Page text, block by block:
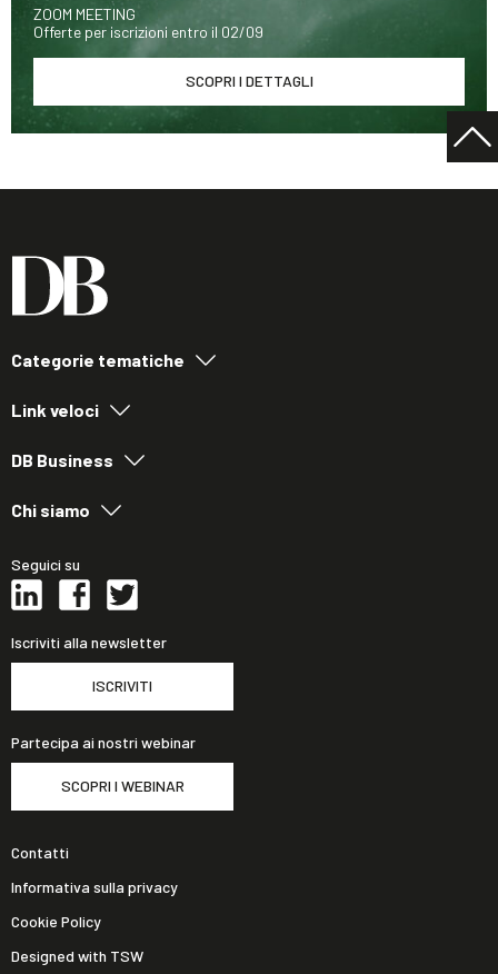
ZOOM MEETING
Offerte per iscrizioni entro il 02/09
SCOPRI I DETTAGLI
Categorie tematiche
Link veloci
DB Business
Chi siamo
Seguici su
Iscriviti alla newsletter
ISCRIVITI
Partecipa ai nostri webinar
SCOPRI I WEBINAR
Contatti
Informativa sulla privacy
Cookie Policy
Designed with TSW